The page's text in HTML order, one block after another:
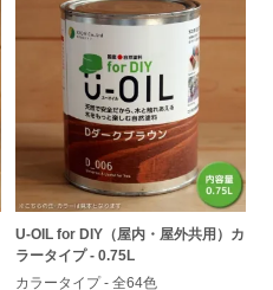
U-OIL for DIY（屋内・屋外共用）カ
ラータイプ - 0.75L
カラータイプ - 全64色